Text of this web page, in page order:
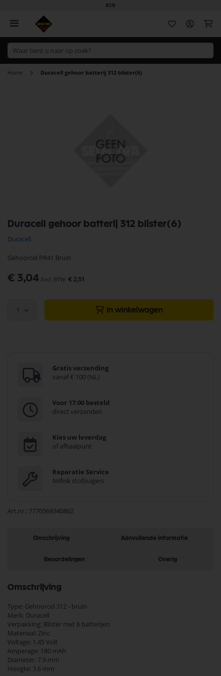
B2B
Home Duracell gehoor batterij 312 blister(6)
Duracell gehoor batterij 312 blister(6)
Duracell
Gehoorcel PR41 Bruin
€ 3,04 € 2,51
1 In winkelwagen
Gratis verzending
vanaf € 100 (NL)
Voor 17:00 besteld
direct verzonden
Kies uw leverdag
of afhaalpunt
Reparatie Service
Nilfisk stofzuigers
Art.nr. 7770569340862
naar
het
begin
van
de
gallerij
Omschrijving Aanvullende informatie
Beoordelingen Overig
Omschrijving
Type: Gehoorcel 312 - bruin
Merk: Duracell
Verpakking: Blister met 6 batterijen
Materiaal: Zinc
Voltage: 1.45 Volt
Amperage: 180 mAh
Diameter: 7.9 mm
Hoogte: 3.6 mm